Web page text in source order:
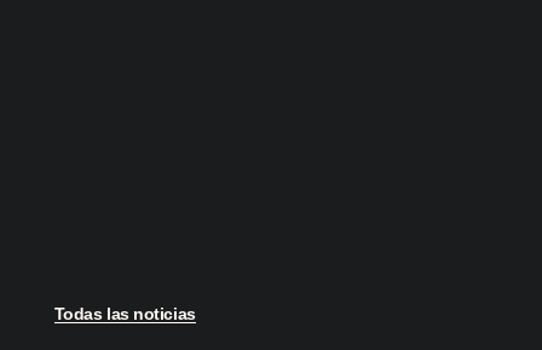
Todas las noticias